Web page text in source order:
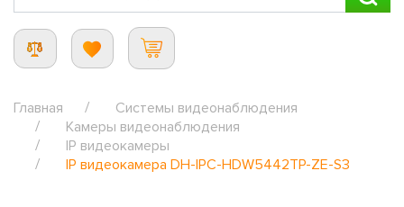
Главная
Системы видеонаблюдения
Камеры видеонаблюдения
IP видеокамеры
IP видеокамера DH-IPC-HDW5442TP-ZE-S3